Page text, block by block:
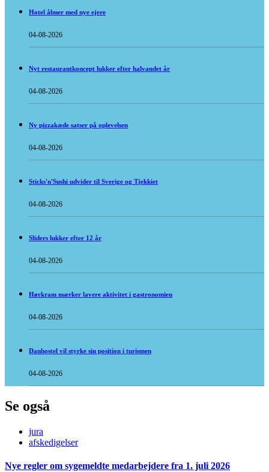
Hotel åbner med nye ejere
04-08-2026
Nyt restaurantkoncept lukker efter halvandet år
04-08-2026
Ny pizzakæde satser på oplevelsen
04-08-2026
Sticks'n'Sushi udvider til Sverige og Tjekkiet
04-08-2026
Sliders lukker efter 12 år
04-08-2026
Hørkram mærker lavere aktivitet i gastronomien
04-08-2026
Danhostel vil styrke sin position i turismen
04-08-2026
Se også
jura
afskedigelser
Nye regler om sygemeldte medarbejdere fra 1. juli 2026